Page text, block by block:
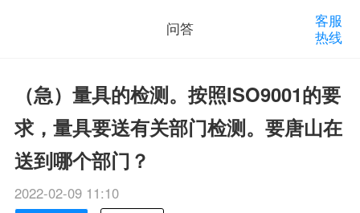
问答
客服
热线
（急）量具的检测。按照ISO9001的要
求，量具要送有关部门检测。要唐山在
送到哪个部门？
2022-02-09 11:10